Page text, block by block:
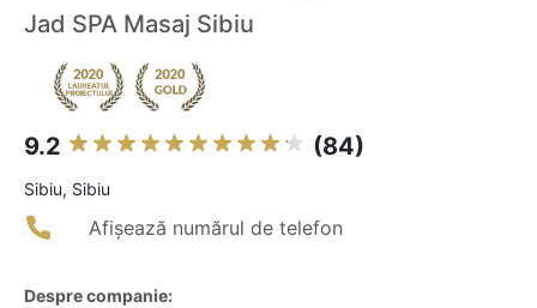
Jad SPA Masaj Sibiu
9.2 (84)
Sibiu, Sibiu
Afișează numărul de telefon
Despre companie: